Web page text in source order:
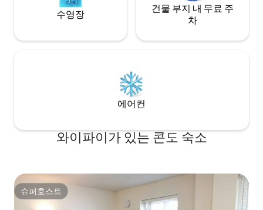
수영장
건물 부지 내 무료 주
차
에어컨
와이파이가 있는 콘도 숙소
슈퍼호스트
슈퍼호스트